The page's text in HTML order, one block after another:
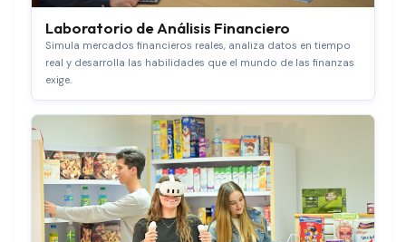
Laboratorio de Análisis Financiero
Simula mercados financieros reales, analiza datos en tiempo
real y desarrolla las habilidades que el mundo de las finanzas
exige.